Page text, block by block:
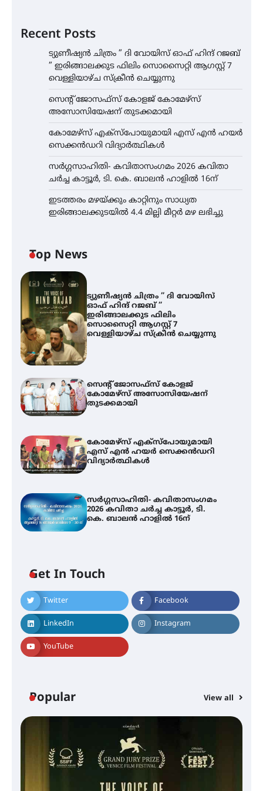
Recent Posts
ട്യുണീഷ്യൻ ചിത്രം ” ദി വോയിസ് ഓഫ് ഹിന്ദ് റജബ്
” ഇരിങ്ങാലക്കുട ഫിലിം സൊസൈറ്റി ആഗസ്റ്റ് 7
വെള്ളിയാഴ്ച സ്‌ക്രീൻ ചെയ്യുന്നു
സെന്റ് ജോസഫ്സ് കോളജ് കോമേഴ്‌സ്
അസോസിയേഷന് തുടക്കമായി
കോമേഴ്സ് എക്സ്പോയുമായി എസ് എൻ ഹയർ
സെക്കൻഡറി വിദ്യാർത്ഥികൾ
സർഗ്ഗസാഹിതി- കവിതാസംഗമം 2026 കവിതാ
ചർച്ച കാട്ടൂർ, ടി. കെ. ബാലൻ ഹാളിൽ 16ന്
ഇടത്തരം മഴയ്ക്കും കാറ്റിനും സാധ്യത
ഇരിങ്ങാലക്കുടയിൽ 4.4 മില്ലി മീറ്റർ മഴ ലഭിച്ചു
Top News
ട്യുണീഷ്യൻ ചിത്രം ” ദി വോയിസ്
ഓഫ് ഹിന്ദ് റജബ് ”
ഇരിങ്ങാലക്കുട ഫിലിം
സൊസൈറ്റി ആഗസ്റ്റ് 7
വെള്ളിയാഴ്ച സ്‌ക്രീൻ ചെയ്യുന്നു
സെന്റ് ജോസഫ്സ് കോളജ്
കോമേഴ്‌സ് അസോസിയേഷന്
തുടക്കമായി
കോമേഴ്സ് എക്സ്പോയുമായി
എസ് എൻ ഹയർ സെക്കൻഡറി
വിദ്യാർത്ഥികൾ
സർഗ്ഗസാഹിതി- കവിതാസംഗമം
2026 കവിതാ ചർച്ച കാട്ടൂർ, ടി.
കെ. ബാലൻ ഹാളിൽ 16ന്
Get In Touch
Twitter Facebook
LinkedIn Instagram
YouTube
Popular View all
സെന്റ് ജോസഫ്സ് കോളജ്
കോമേഴ്‌സ് അസോസിയേഷന്
തുടക്കമായി